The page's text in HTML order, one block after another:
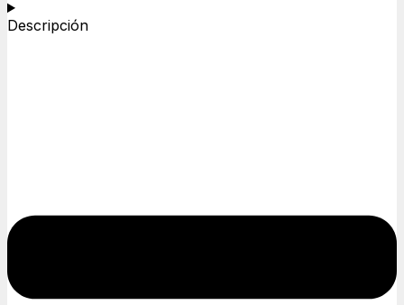
Descripción